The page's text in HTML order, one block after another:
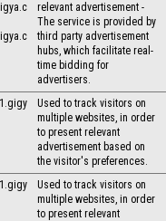
relevant advertisement -
The service is provided by
third party advertisement
hubs, which facilitate real-
time bidding for
advertisers.
Used to track visitors on
multiple websites, in order
to present relevant
advertisement based on
the visitor's preferences.
Used to track visitors on
multiple websites, in order
to present relevant